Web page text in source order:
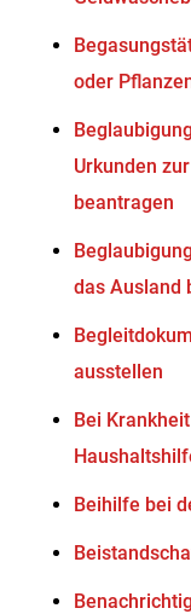
oder
Urkunden
beantragen
das Ausland
ausstellen
Bei
Beihilfe bei